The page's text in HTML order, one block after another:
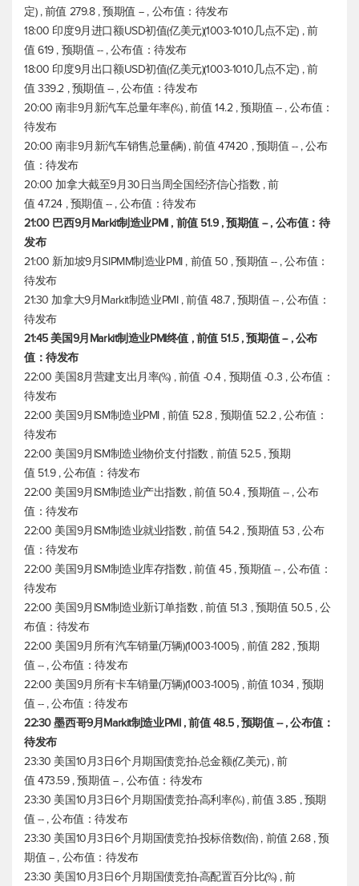
定) , 前值 279.8 , 预期值 -- , 公布值：待发布
18:00 印度9月进口额USD初值(亿美元)(1003-1010几点不定) , 前
值 619 , 预期值 -- , 公布值：待发布
18:00 印度9月出口额USD初值(亿美元)(1003-1010几点不定) , 前
值 339.2 , 预期值 -- , 公布值：待发布
20:00 南非9月新汽车总量年率(%) , 前值 14.2 , 预期值 -- , 公布值：
待发布
20:00 南非9月新汽车销售总量(辆) , 前值 47420 , 预期值 -- , 公布
值：待发布
20:00 加拿大截至9月30日当周全国经济信心指数 , 前
值 47.24 , 预期值 -- , 公布值：待发布
21:00 巴西9月Markit制造业PMI , 前值 51.9 , 预期值 -- , 公布值：待
发布
21:00 新加坡9月SIPMM制造业PMI , 前值 50 , 预期值 -- , 公布值：
待发布
21:30 加拿大9月Markit制造业PMI , 前值 48.7 , 预期值 -- , 公布值：
待发布
21:45 美国9月Markit制造业PMI终值 , 前值 51.5 , 预期值 -- , 公布
值：待发布
22:00 美国8月营建支出月率(%) , 前值 -0.4 , 预期值 -0.3 , 公布值：
待发布
22:00 美国9月ISM制造业PMI , 前值 52.8 , 预期值 52.2 , 公布值：
待发布
22:00 美国9月ISM制造业物价支付指数 , 前值 52.5 , 预期
值 51.9 , 公布值：待发布
22:00 美国9月ISM制造业产出指数 , 前值 50.4 , 预期值 -- , 公布
值：待发布
22:00 美国9月ISM制造业就业指数 , 前值 54.2 , 预期值 53 , 公布
值：待发布
22:00 美国9月ISM制造业库存指数 , 前值 45 , 预期值 -- , 公布值：
待发布
22:00 美国9月ISM制造业新订单指数 , 前值 51.3 , 预期值 50.5 , 公
布值：待发布
22:00 美国9月所有汽车销量(万辆)(1003-1005) , 前值 282 , 预期
值 -- , 公布值：待发布
22:00 美国9月所有卡车销量(万辆)(1003-1005) , 前值 1034 , 预期
值 -- , 公布值：待发布
22:30 墨西哥9月Markit制造业PMI , 前值 48.5 , 预期值 -- , 公布值：
待发布
23:30 美国10月3日6个月期国债竞拍-总金额(亿美元) , 前
值 473.59 , 预期值 -- , 公布值：待发布
23:30 美国10月3日6个月期国债竞拍-高利率(%) , 前值 3.85 , 预期
值 -- , 公布值：待发布
23:30 美国10月3日6个月期国债竞拍-投标倍数(倍) , 前值 2.68 , 预
期值 -- , 公布值：待发布
23:30 美国10月3日6个月期国债竞拍-高配置百分比(%) , 前